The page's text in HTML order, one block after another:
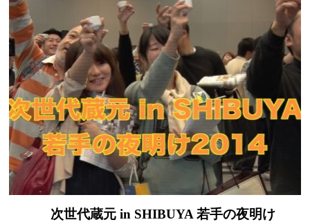
次世代蔵元 in SHIBUYA 若手の夜明け